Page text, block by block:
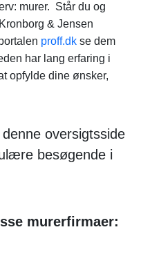
murer. Står du og
& Jensen
proff.dk se dem
har lang erfaring i
opfylde dine ønsker,
oversigtsside
besøgende i
murerfirmaer: